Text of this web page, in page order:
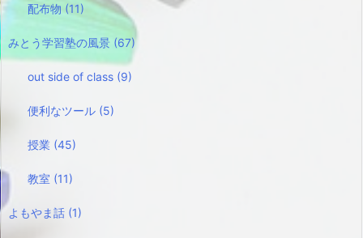
配布物 (11)
みとう学習塾の風景 (67)
out side of class (9)
便利なツール (5)
授業 (45)
教室 (11)
よもやま話 (1)